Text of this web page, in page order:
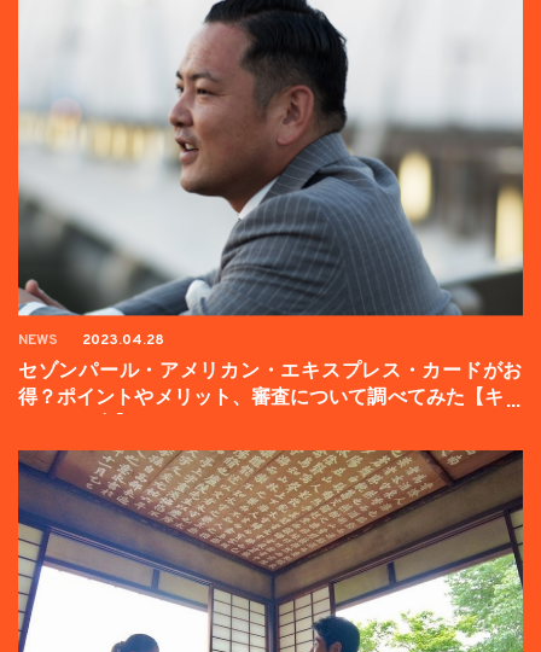
NEWS 2023.04.28
セゾンパール・アメリカン・エキスプレス・カードがお
得？ポイントやメリット、審査について調べてみた【キャ